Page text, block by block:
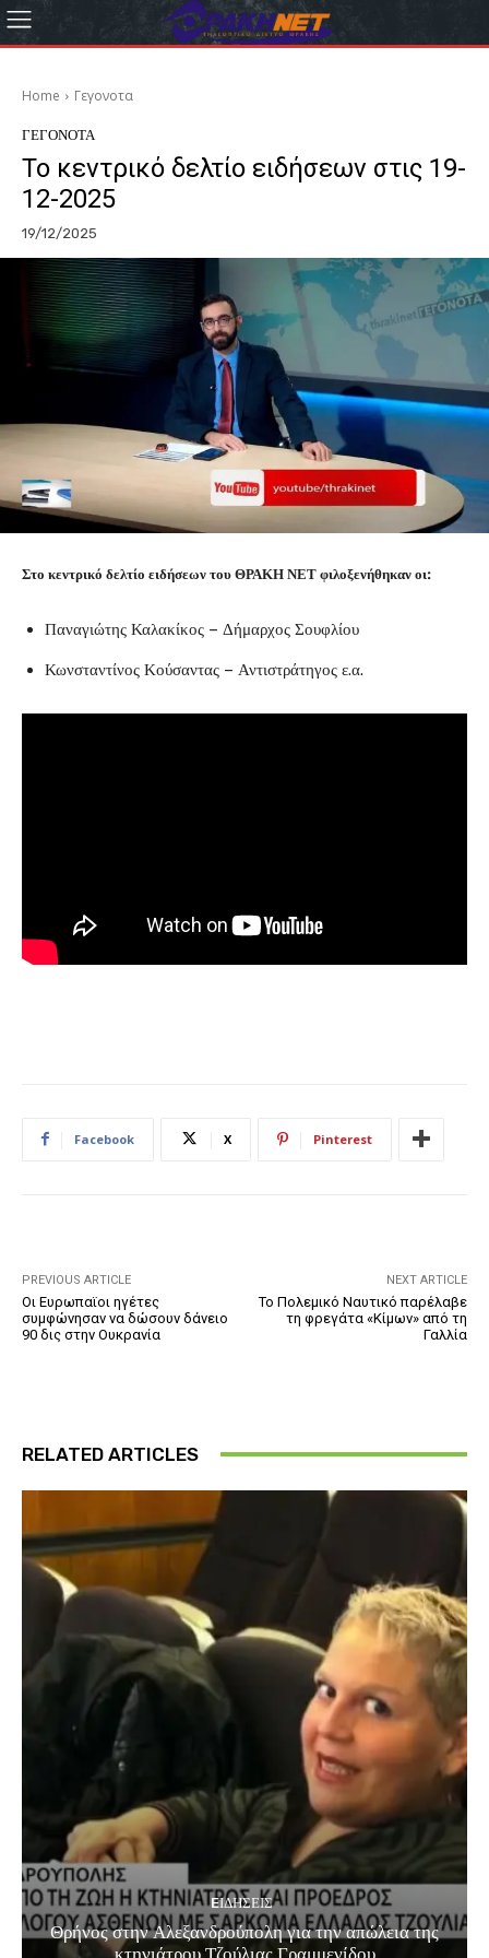
Home Γεγονοτα
ΓΕΓΟΝΟΤΑ
Το κεντρικό δελτίο ειδήσεων στις 19-
12-2025
19/12/2025
Στο κεντρικό δελτίο ειδήσεων του ΘΡΑΚΗ ΝΕΤ φιλοξενήθηκαν οι:
Παναγιώτης Καλακίκος – Δήμαρχος Σουφλίου
Κωνσταντίνος Κούσαντας – Αντιστράτηγος ε.α.
Facebook X Pinterest
PREVIOUS ARTICLE
Οι Ευρωπαϊοι ηγέτες
συμφώνησαν να δώσουν δάνειο
90 δις στην Ουκρανία
NEXT ARTICLE
Το Πολεμικό Ναυτικό παρέλαβε
τη φρεγάτα «Κίμων» από τη
Γαλλία
RELATED ARTICLES
EΙΔΗΣΕΙΣ
Θρήνος στην Αλεξανδρούπολη για την απώλεια της
κτηνιάτρου Τζούλιας Γραμμενίδου